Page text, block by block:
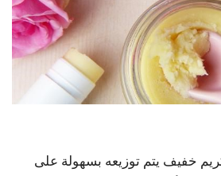
خفيف يتم توزيعه بسهولة على